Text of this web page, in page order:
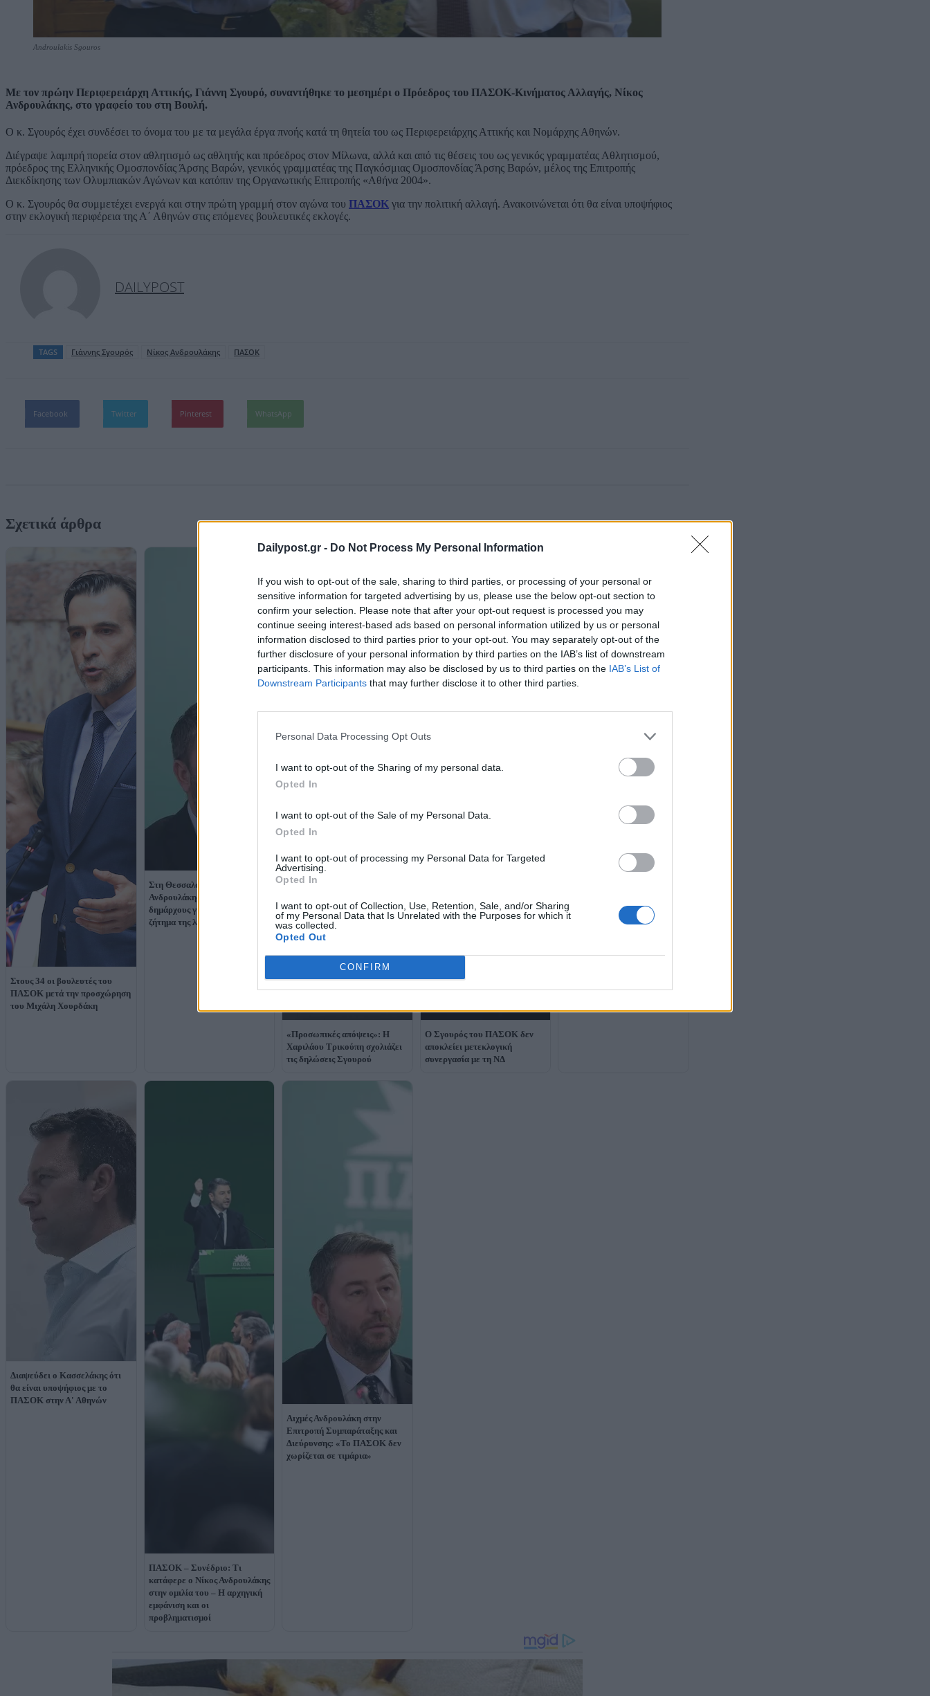
Dailypost.gr - Do Not Process My Personal Information
If you wish to opt-out of the sale, sharing to third parties, or processing of your personal or
sensitive information for targeted advertising by us, please use the below opt-out section to
confirm your selection. Please note that after your opt-out request is processed you may
continue seeing interest-based ads based on personal information utilized by us or personal
information disclosed to third parties prior to your opt-out. You may separately opt-out of the
further disclosure of your personal information by third parties on the IAB’s list of downstream
participants. This information may also be disclosed by us to third parties on the IAB’s List of
Downstream Participants that may further disclose it to other third parties.
Personal Data Processing Opt Outs
I want to opt-out of the Sharing of my personal data.
Opted In
I want to opt-out of the Sale of my Personal Data.
Opted In
I want to opt-out of processing my Personal Data for Targeted
Advertising.
Opted In
I want to opt-out of Collection, Use, Retention, Sale, and/or Sharing
of my Personal Data that Is Unrelated with the Purposes for which it
was collected.
Opted Out
CONFIRM
Androulakis Sgouros
Με τον πρώην Περιφερειάρχη Αττικής, Γιάννη Σγουρό, συναντήθηκε το μεσημέρι ο Πρόεδρος του ΠΑΣΟΚ-Κινήματος Αλλαγής, Νίκος
Ανδρουλάκης, στο γραφείο του στη Βουλή.
Ο κ. Σγουρός έχει συνδέσει το όνομα του με τα μεγάλα έργα πνοής κατά τη θητεία του ως Περιφερειάρχης Αττικής και Νομάρχης Αθηνών.
Διέγραψε λαμπρή πορεία στον αθλητισμό ως αθλητής και πρόεδρος στον Μίλωνα, αλλά και από τις θέσεις του ως γενικός γραμματέας Αθλητισμού,
πρόεδρος της Ελληνικής Ομοσπονδίας Άρσης Βαρών, γενικός γραμματέας της Παγκόσμιας Ομοσπονδίας Άρσης Βαρών, μέλος της Επιτροπής
Διεκδίκησης των Ολυμπιακών Αγώνων και κατόπιν της Οργανωτικής Επιτροπής «Αθήνα 2004».
Ο κ. Σγουρός θα συμμετέχει ενεργά και στην πρώτη γραμμή στον αγώνα του ΠΑΣΟΚ για την πολιτική αλλαγή. Ανακοινώνεται ότι θα είναι υποψήφιος
στην εκλογική περιφέρεια της Α΄ Αθηνών στις επόμενες βουλευτικές εκλογές.
DAILYPOST
TAGS Γιάννης Σγουρός Νίκος Ανδρουλάκης ΠΑΣΟΚ
Facebook Twitter Pinterest WhatsApp
Σχετικά άρθρα
Στους 34 οι βουλευτές του
ΠΑΣΟΚ μετά την προσχώρηση
του Μιχάλη Χουρδάκη
Στη Θεσσαλονίκη ο
Ανδρουλάκης: Συναντήσεις με
δημάρχους για το κρίσιμο
ζήτημα της λειψυδρίας
«Προσωπικές απόψεις»: Η
Χαριλάου Τρικούπη σχολιάζει
τις δηλώσεις Σγουρού
Ο Σγουρός του ΠΑΣΟΚ δεν
αποκλείει μετεκλογική
συνεργασία με τη ΝΔ
τον διαγράψει ο Ανδρουλάκης,
επαινεί τη συμπεριφορά του»
Διαψεύδει ο Κασσελάκης ότι
θα είναι υποψήφιος με το
ΠΑΣΟΚ στην Α' Αθηνών
ΠΑΣΟΚ – Συνέδριο: Τι
κατάφερε ο Νίκος Ανδρουλάκης
στην ομιλία του – Η αρχηγική
εμφάνιση και οι
προβληματισμοί
Αιχμές Ανδρουλάκη στην
Επιτροπή Συμπαράταξης και
Διεύρυνσης: «Το ΠΑΣΟΚ δεν
χωρίζεται σε τιμάρια»